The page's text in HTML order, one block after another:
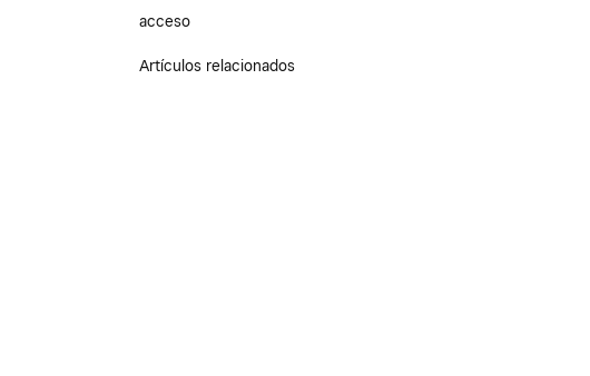
acceso
Artículos relacionados